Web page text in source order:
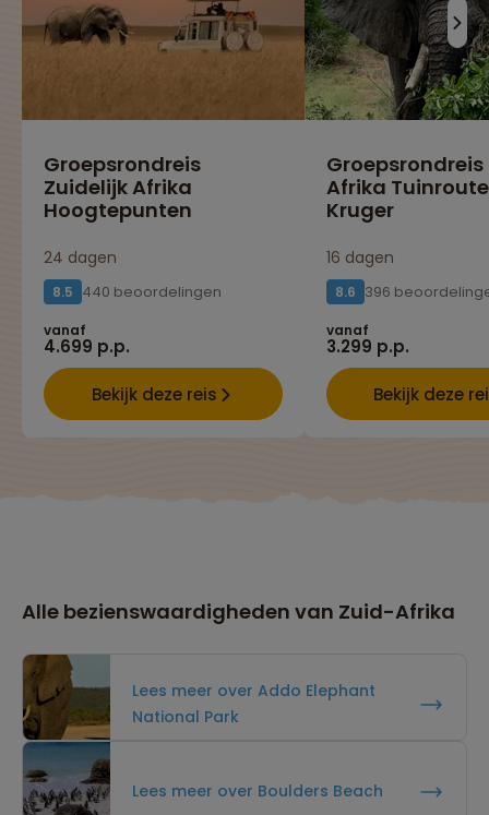
Groepsrondreis
Zuidelijk Afrika
Hoogtepunten
24 dagen
8.5 440 beoordelingen
vanaf
4.699 p.p.
Bekijk deze reis
Afrika
Kruger
16 dagen
8.6 396
vanaf
3.299 p.p.
Bekijk deze
Alle bezienswaardigheden van Zuid-Afrika
Lees meer over Addo Elephant
National Park
Lees meer over Boulders Beach